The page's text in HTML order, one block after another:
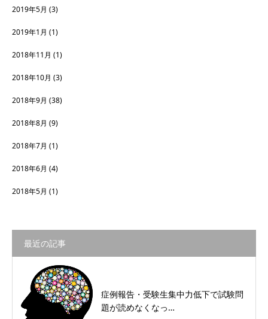
2019年5月 (3)
2019年1月 (1)
2018年11月 (1)
2018年10月 (3)
2018年9月 (38)
2018年8月 (9)
2018年7月 (1)
2018年6月 (4)
2018年5月 (1)
最近の記事
症例報告・受験生集中力低下で試験問
題が読めなくなっ…